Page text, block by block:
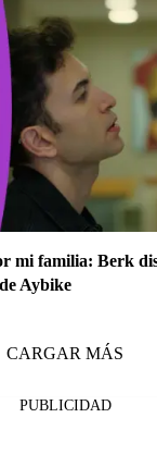
mi familia: Berk
Aybike
CARGAR MÁS
PUBLICIDAD